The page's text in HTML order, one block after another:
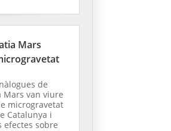
Mars
de
Mars van viure
microgravetat
Catalunya i
efectes sobre